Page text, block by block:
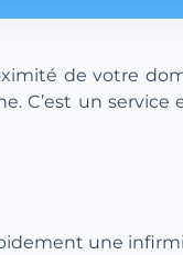
de votre
C’est un
une